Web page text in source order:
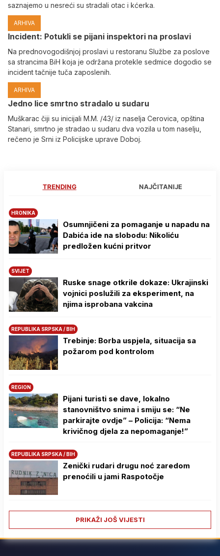
saznajemo u nesreći su stradali otac i kćerka.
ARHIVA
Incident: Potukli se pijani inspektori na proslavi
Na prednovogodišnjoj proslavi u restoranu Službe za poslove
sa strancima BiH koja je održana protekle sedmice dogodio se
incident tačnije tuča zaposlenih.
ARHIVA
Јedno lice smrtno stradalo u sudaru
Muškarac čiji su inicijali M.M. /43/ iz naselja Cerovica, opština
Stanari, smrtno je stradao u sudaru dva vozila u tom naselju,
rečeno je Srni iz Policijske uprave Doboj.
TRENDING NAJČITANIJE
HRONIKA
Osumnjičeni za pomaganje u napadu na
Dabića ide na slobodu: Nikoliću
predložen kućni pritvor
SVIJET
Ruske snage otkrile dokaze: Ukrajinski
vojnici poslužili za eksperiment, na
njima isprobana vakcina
REPUBLIKA SRPSKA / BIH
Trebinje: Borba uspjela, situacija sa
požarom pod kontrolom
REGION
Pijani turisti se dave, lokalno
stanovništvo snima i smiju se: “Ne
parkirajte ovdje” – Policija: “Nema
krivičnog djela za nepomaganje!”
REPUBLIKA SRPSKA / BIH
Zenički rudari drugu noć zaredom
prenoćili u jami Raspotočje
PRIKAŽI JOŠ VIJESTI